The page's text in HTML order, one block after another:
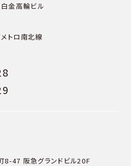
金高輪ビル
トロ南北線
8-47 阪急グランドビル20F